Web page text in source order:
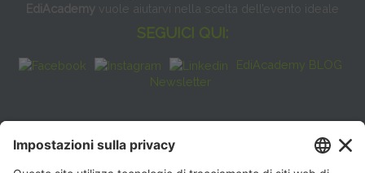
EdiAcademy vuole aiutarvi nella scelta dell’evento ideale
SEGUICI QUI:
EdiAcademy BLOG
Newsletter
FAQ